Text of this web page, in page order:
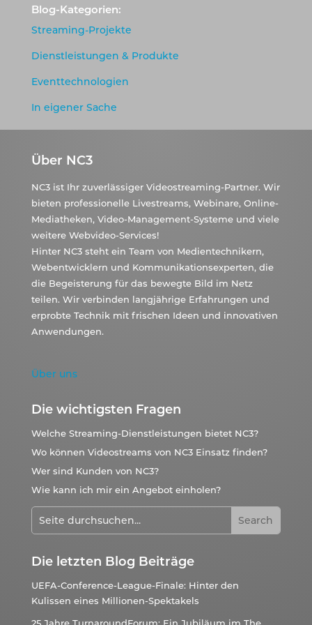
Blog-Kategorien:
Streaming-Projekte
Dienstleistungen & Produkte
Eventtechnologien
In eigener Sache
Über NC3
NC3 ist Ihr zuverlässiger Videostreaming-Partner. Wir
bieten professionelle Livestreams, Webinare, Online-
Mediatheken, Video-Management-Systeme und viele
weitere Webvideo-Services!
Hinter NC3 steht ein Team von Medientechnikern,
Webentwicklern und Kommunikationsexperten, die
die Begeisterung für das bewegte Bild im Netz
teilen. Wir verbinden langjährige Erfahrungen und
erprobte Technik mit frischen Ideen und innovativen
Anwendungen.
Über uns
Die wichtigsten Fragen
Welche Streaming-Dienstleistungen bietet NC3?
Wo können Videostreams von NC3 Einsatz finden?
Wer sind Kunden von NC3?
Wie kann ich mir ein Angebot einholen?
Die letzten Blog Beiträge
UEFA-Conference-League-Finale: Hinter den
Kulissen eines Millionen-Spektakels